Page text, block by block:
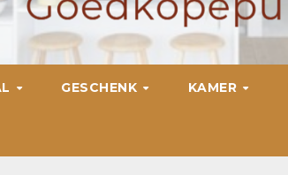
GESCHENK KAMER